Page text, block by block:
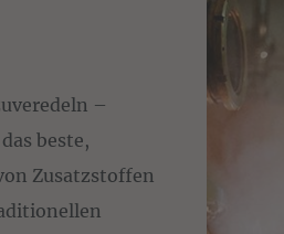
–
beste,
Zusatzstoffen